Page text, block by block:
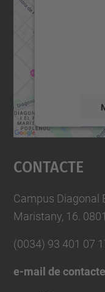
powered
Contacte
Campus Diagonal
Maristany, 16.
(0034) 93 401 07
e-mail de